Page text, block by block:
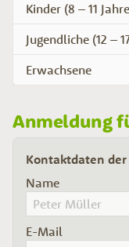
Kinder (8 – 11
Jugendliche (12 –
Erwachsene
Anmeldung
Kontaktdaten
Name
E-Mail